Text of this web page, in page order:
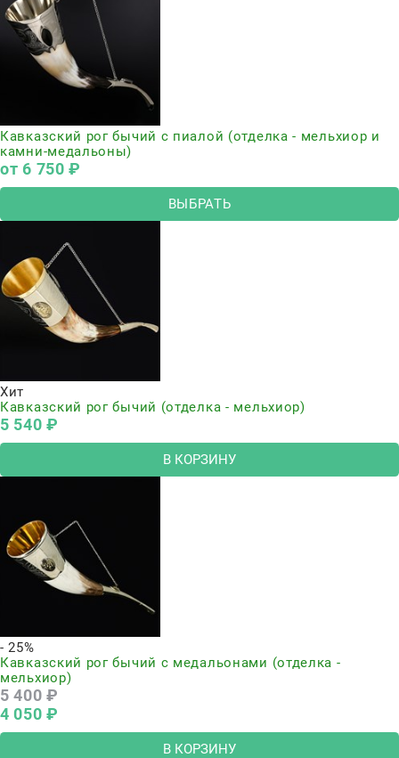
Кавказский рог бычий с пиалой (отделка - мельхиор и
камни-медальоны)
от 6 750 ₽
ВЫБРАТЬ
Хит
Кавказский рог бычий (отделка - мельхиор)
5 540 ₽
В КОРЗИНУ
- 25%
Кавказский рог бычий с медальонами (отделка -
мельхиор)
5 400 ₽
4 050 ₽
В КОРЗИНУ